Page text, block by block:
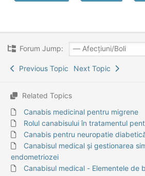
Forum Jump:
Previous Topic Next Topic
Related Topics
Canabis medicinal pentru migrene
Rolul canabisului în tratamentul
Canabis pentru neuropatie
Canabisul medical și gestionarea
endometriozei
Canabisul medical - Elementele de